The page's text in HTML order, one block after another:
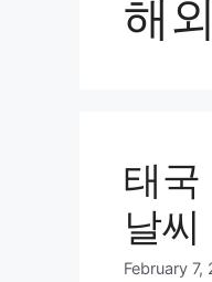
해
태
날씨
February 7,